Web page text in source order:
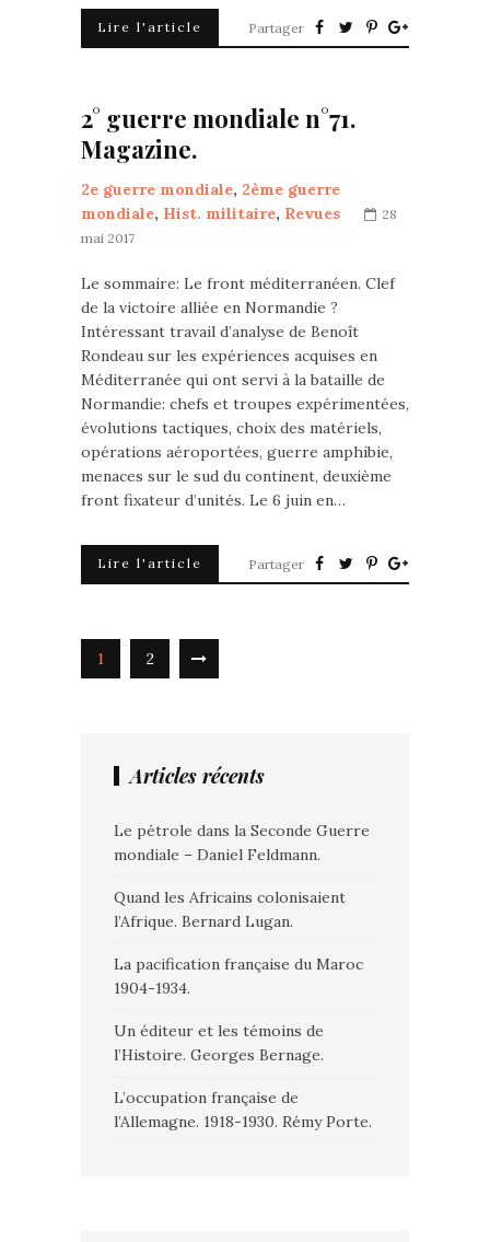
Lire l'article Partager
2° guerre mondiale n°71.
Magazine.
2e guerre mondiale, 2ème guerre
mondiale, Hist. militaire, Revues
28
mai 2017
Le sommaire: Le front méditerranéen. Clef
de la victoire alliée en Normandie ?
Intéressant travail d’analyse de Benoît
Rondeau sur les expériences acquises en
Méditerranée qui ont servi à la bataille de
Normandie: chefs et troupes expérimentées,
évolutions tactiques, choix des matériels,
opérations aéroportées, guerre amphibie,
menaces sur le sud du continent, deuxième
front fixateur d’unités. Le 6 juin en…
Lire l'article Partager
1 2
Articles récents
Le pétrole dans la Seconde Guerre
mondiale – Daniel Feldmann.
Quand les Africains colonisaient
l’Afrique. Bernard Lugan.
La pacification française du Maroc
1904-1934.
Un éditeur et les témoins de
l’Histoire. Georges Bernage.
L’occupation française de
l’Allemagne. 1918-1930. Rémy Porte.